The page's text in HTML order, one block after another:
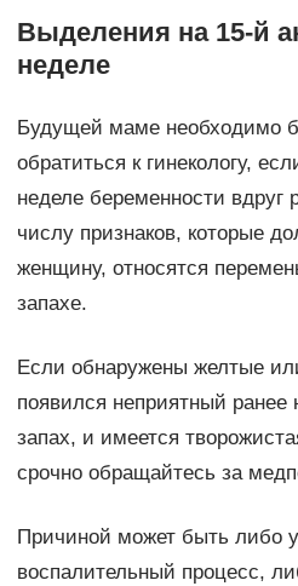
Выделения на 15-й
неделе
Будущей маме необходимо
обратиться к гинекологу,
неделе беременности вдруг
числу признаков, которые
женщину, относятся
запахе.
Если обнаружены желтые
появился неприятный
запах, и имеется
срочно обращайтесь за
Причиной может быть либо
воспалительный процесс,